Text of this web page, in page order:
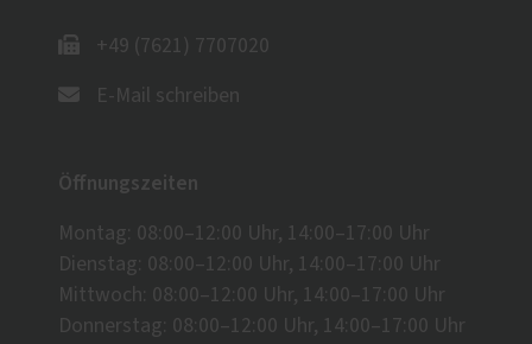
+49 (7621) 7707020
E-Mail schreiben
Öffnungszeiten
Montag: 08:00–12:00 Uhr, 14:00–17:00 Uhr
Dienstag: 08:00–12:00 Uhr, 14:00–17:00 Uhr
Mittwoch: 08:00–12:00 Uhr, 14:00–17:00 Uhr
Donnerstag: 08:00–12:00 Uhr, 14:00–17:00 Uhr